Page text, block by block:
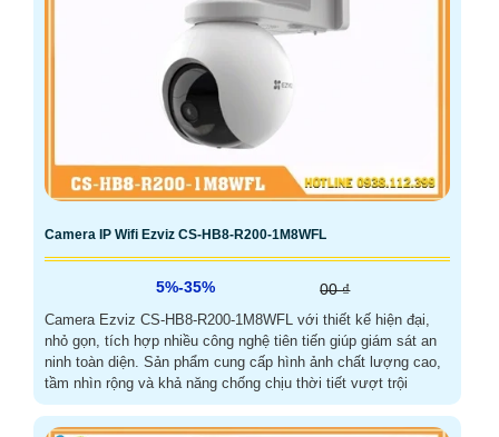
Camera IP Wifi Ezviz CS-HB8-R200-1M8WFL
5%-35% 00 ₫
Camera Ezviz CS-HB8-R200-1M8WFL với thiết kế hiện đại,
nhỏ gọn, tích hợp nhiều công nghệ tiên tiến giúp giám sát an
ninh toàn diện. Sản phẩm cung cấp hình ảnh chất lượng cao,
tầm nhìn rộng và khả năng chống chịu thời tiết vượt trội